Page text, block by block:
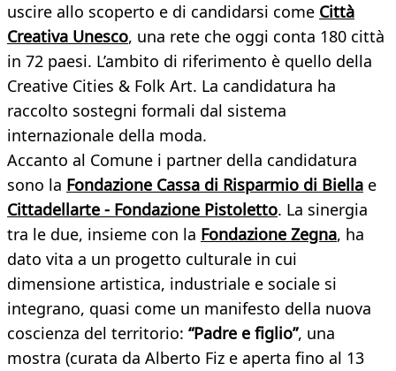
uscire allo scoperto e di candidarsi come Città
Creativa Unesco, una rete che oggi conta 180 città
in 72 paesi. L’ambito di riferimento è quello della
Creative Cities & Folk Art. La candidatura ha
raccolto sostegni formali dal sistema
internazionale della moda.
Accanto al Comune i partner della candidatura
sono la Fondazione Cassa di Risparmio di Biella e
Cittadellarte - Fondazione Pistoletto. La sinergia
tra le due, insieme con la Fondazione Zegna, ha
dato vita a un progetto culturale in cui
dimensione artistica, industriale e sociale si
integrano, quasi come un manifesto della nuova
coscienza del territorio: “Padre e figlio”, una
mostra (curata da Alberto Fiz e aperta fino al 13